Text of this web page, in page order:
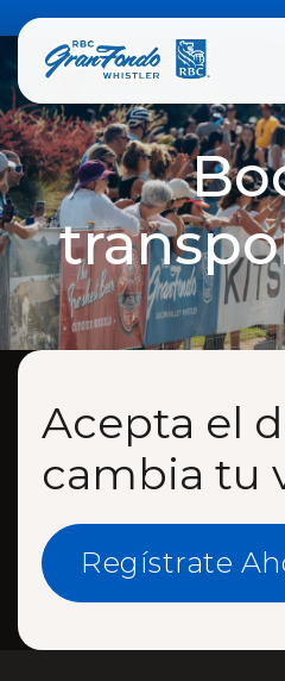
Acepta el
cambia tu
Regístrate